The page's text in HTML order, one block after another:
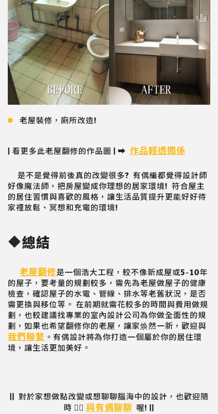
老屋裝修，廁所改造!
| 看更多此老屋翻修的作品圖 | ➡️ 作品輕透關係
是不是覺得前後真的改變很多? 有偶編都覺得設計師
好像魔法師，把房屋變成你理想的居家環境! 符合屋主
的居住習慣與喜歡的風格，讓生活品質提升更能好好待
家裡放鬆、冥想和充電的環境!
🔶總結
老屋翻修是一個浩大工程，較不像新成屋或5~10年
的屋子，要考量的規劃較多，需先為老屋做屋子的健康
檢查，確認屋子的水電、管線、排水等老舊狀況，是否
需更換與移位等。 在前期就需花較多的時間與費用做規
劃，也較建議找專業的室內設計公司為你做全面性的規
劃，如果也希望翻修你的老屋，讓家焕然一新，歡迎與
我們聯繫 。有偶設計將為你打造一個屬於你的居住環
境，讓生活更加美好。
|| 對於家想做點改變或想聊聊腦海中的設計，也歡迎隨
時 💁‍♀️ 與有偶聊聊 喔! ||